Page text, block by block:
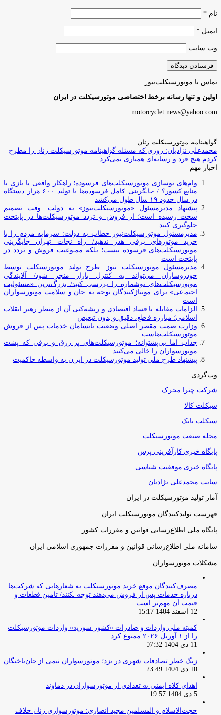
نام *
ایمیل *
وب‌ سایت
تماس با موتورسیکلت‌نیوز
اولین و تنها رسانه برخط اختصاصی موتورسیکلت در ایران
motorcyclet.news@yahoo.com
گواهینامه موتورسیکلت زنان
محمدعلی نژادیان: روزی که مسئله گواهینامه موتورسیکلت زنان را مطرح
کردم هیچ فرد و رسانه‌ای همیاری نمی‌کرد
اخبار مهم
وام‌های نوسازی موتورسیکلت‌های فرسوده؛ راهکار واقعی یا بازی با
منابع کشور؟ / جایگزینی کامل فرسوده‌ها با تولید ۶۰۰ هزار دستگاه
در سال حدود ۱۹ سال طول می‌کشد
پیشنهاد مدیرمسئول «موتورسیکلت‌نیوز» به دولت: وقت تصمیم
سخت رسیده است؛ از فروش و تردد موتورسیکلت‌ها در پایتخت
جلوگیری کنید
مدیرمسئول موتورسیکلت‌نیوز خطاب به دولت: سرمایه مردم را با
خرید موتورهای برقی هدر ندهید/ راه نجات تهران جایگزینی
موتورسیکلت‌های فرسوده نیست؛ بلکه ممنوعیت فروش و تردد در
پایتخت است
مدیرمسئول موتورسیکلت نیوز: طرح تولید موتورسیکلت توسط
خودروسازان می‌تواند به کنترل بازار منجر شود/ آلایندگی
موتورسیکلت‌های نوشماره را بررسی کنید/ بزرگ‌ترین «مسئولیت
اجتماعی» برای مونتاژکنندگان توجه به جان و سلامت موتورسواران
است
الزامات مقابله با فساد اقتصادی و ریشه‌کنی آن از منظر رهبر انقلاب
اسلامی؛ مبارزه قاطع، دقیق و بدون تبعیض
وزارت صمت مقصر اصلی وضعیت نابسامان خدمات پس از فروش
موتورسیکلت‌هاست
جذاب اما بی‌پشتوانه؛ موتورسیکلت‌های پر زرق‌ و برقی که پشت
موتورسواران را خالی می‌کنند
پیشنهاد طرح ملی تولید موتورسیکلت در ایران به واسطه حاکمیت
وب‌گردی
شرکت چترا محرک
سیکلت کالا
سیکلت بانک
مجله صنعت موتورسیکلت
پایگاه خبری کارآفرینی پرس
پایگاه خبری موفقیت شناسی
سایت محمدعلی نژادیان
آمار تولید موتورسیکلت در ایران
فهرست تولیدکنندگان موتورسیکلت ایران
پایگاه ملی اطلاع‌رسانی قوانین و مقررات کشور
سامانه ملی اطلاع‌رسانی قوانین و مقررات جمهوری اسلامی ایران
مشکلات موتورسواران
مصرف‌کنندگان موقع خرید موتورسیکلت به شعارهایی که شرکت‌ها
درباره خدمات پس از فروش می‌دهند توجه نکنند/ تامین قطعات و
قیمت آن مهم‌تر است
12 اسفند 1404 15:17
کمیته ملی واردات و صادرات «کشور سوریه» واردات موتورسیکلت
را از ۱ آوریل ۲۰۲۶ ممنوع کرد
11 دی 1404 07:32
زنگ خطر تصادفات شهری در یزد؛ موتورسواران نیمی از جان‌باختگان
10 دی 1404 23:49
اهدای کلاه ایمنی به تعدادی از موتورسواران در دماوند
5 دی 1404 19:57
حجت‌الاسلام و المسلمین مجید انصاری: موتورسواری زنان خلاف